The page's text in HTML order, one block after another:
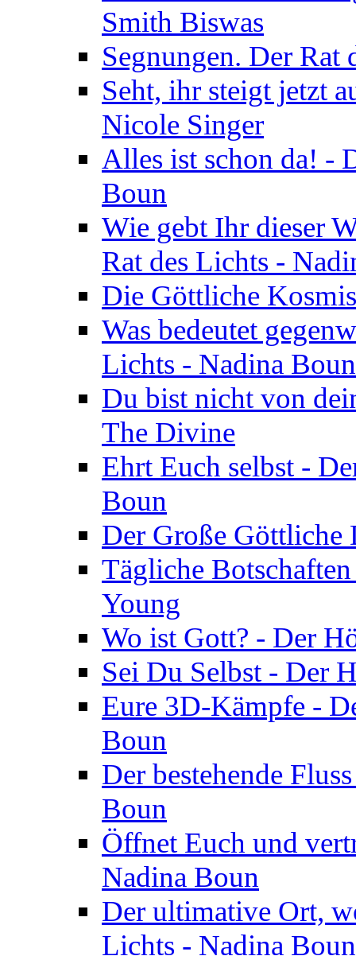
Smith Biswas
Segnungen. Der
Seht, ihr steigt jetzt
Nicole Singer
Alles ist schon da! -
Boun
Wie gebt Ihr dieser
Rat des Lichts -
Die Göttliche
Was bedeutet
Lichts - Nadina Boun
Du bist nicht von
The Divine
Ehrt Euch selbst -
Boun
Der Große
Tägliche
Young
Wo ist Gott? - Der
Sei Du Selbst - Der
Eure 3D-Kämpfe -
Boun
Der bestehende
Boun
Öffnet Euch und
Nadina Boun
Der ultimative Ort,
Lichts - Nadina Boun